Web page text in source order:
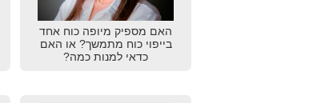
האם מספיק מיופה כוח אחד
בייפוי כוח מתמשך? או האם
כדאי למנות כמה?